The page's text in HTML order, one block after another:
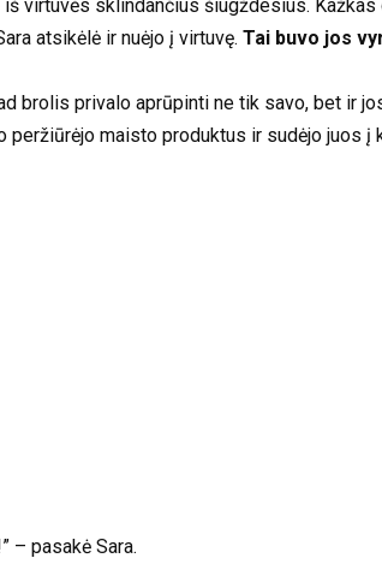
virtuvės sklindančius šiugždesius.
atsikėlė ir nuėjo į virtuvę. Tai buvo jos
brolis privalo aprūpinti ne tik savo, bet ir
peržiūrėjo maisto produktus ir sudėjo juos į
– pasakė Sara.